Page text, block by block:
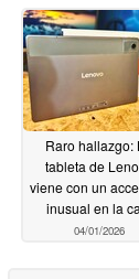
Raro hallazgo:
tableta de
viene con un
inusual en la
04/01/2026